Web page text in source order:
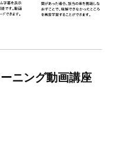
ニング動画講座